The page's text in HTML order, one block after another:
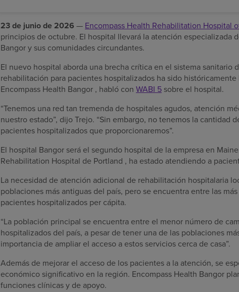
23 de junio de 2026 — Encompass Health Rehabilitation Hospital
principios de octubre. El hospital llevará la atención especializada
Bangor y sus comunidades circundantes.
El nuevo hospital aborda una brecha crítica en el sistema sanitario
rehabilitación para pacientes hospitalizados ha sido
Encompass Health Bangor , habló con WABI 5 sobre el hospital.
“Tenemos una red tan tremenda de hospitales agudos, atención
nuestro estado”, dijo Trejo. “Sin embargo, no tenemos la cantidad
pacientes hospitalizados que proporcionaremos”.
El hospital Bangor será el segundo hospital de la empresa en
Rehabilitation Hospital de Portland , ha estado atendiendo a
La necesidad de atención adicional de rehabilitación hospitalaria
poblaciones más antiguas del país, pero se encuentra entre las
pacientes hospitalizados per cápita.
“La población principal se encuentra entre el menor número de
hospitalizados del país, a pesar de tener una de las poblaciones
importancia de ampliar el acceso a estos servicios cerca de casa”.
Además de mejorar el acceso de los pacientes a la atención, se
económico significativo en la región. Encompass Health Bangor
funciones clínicas y de apoyo.